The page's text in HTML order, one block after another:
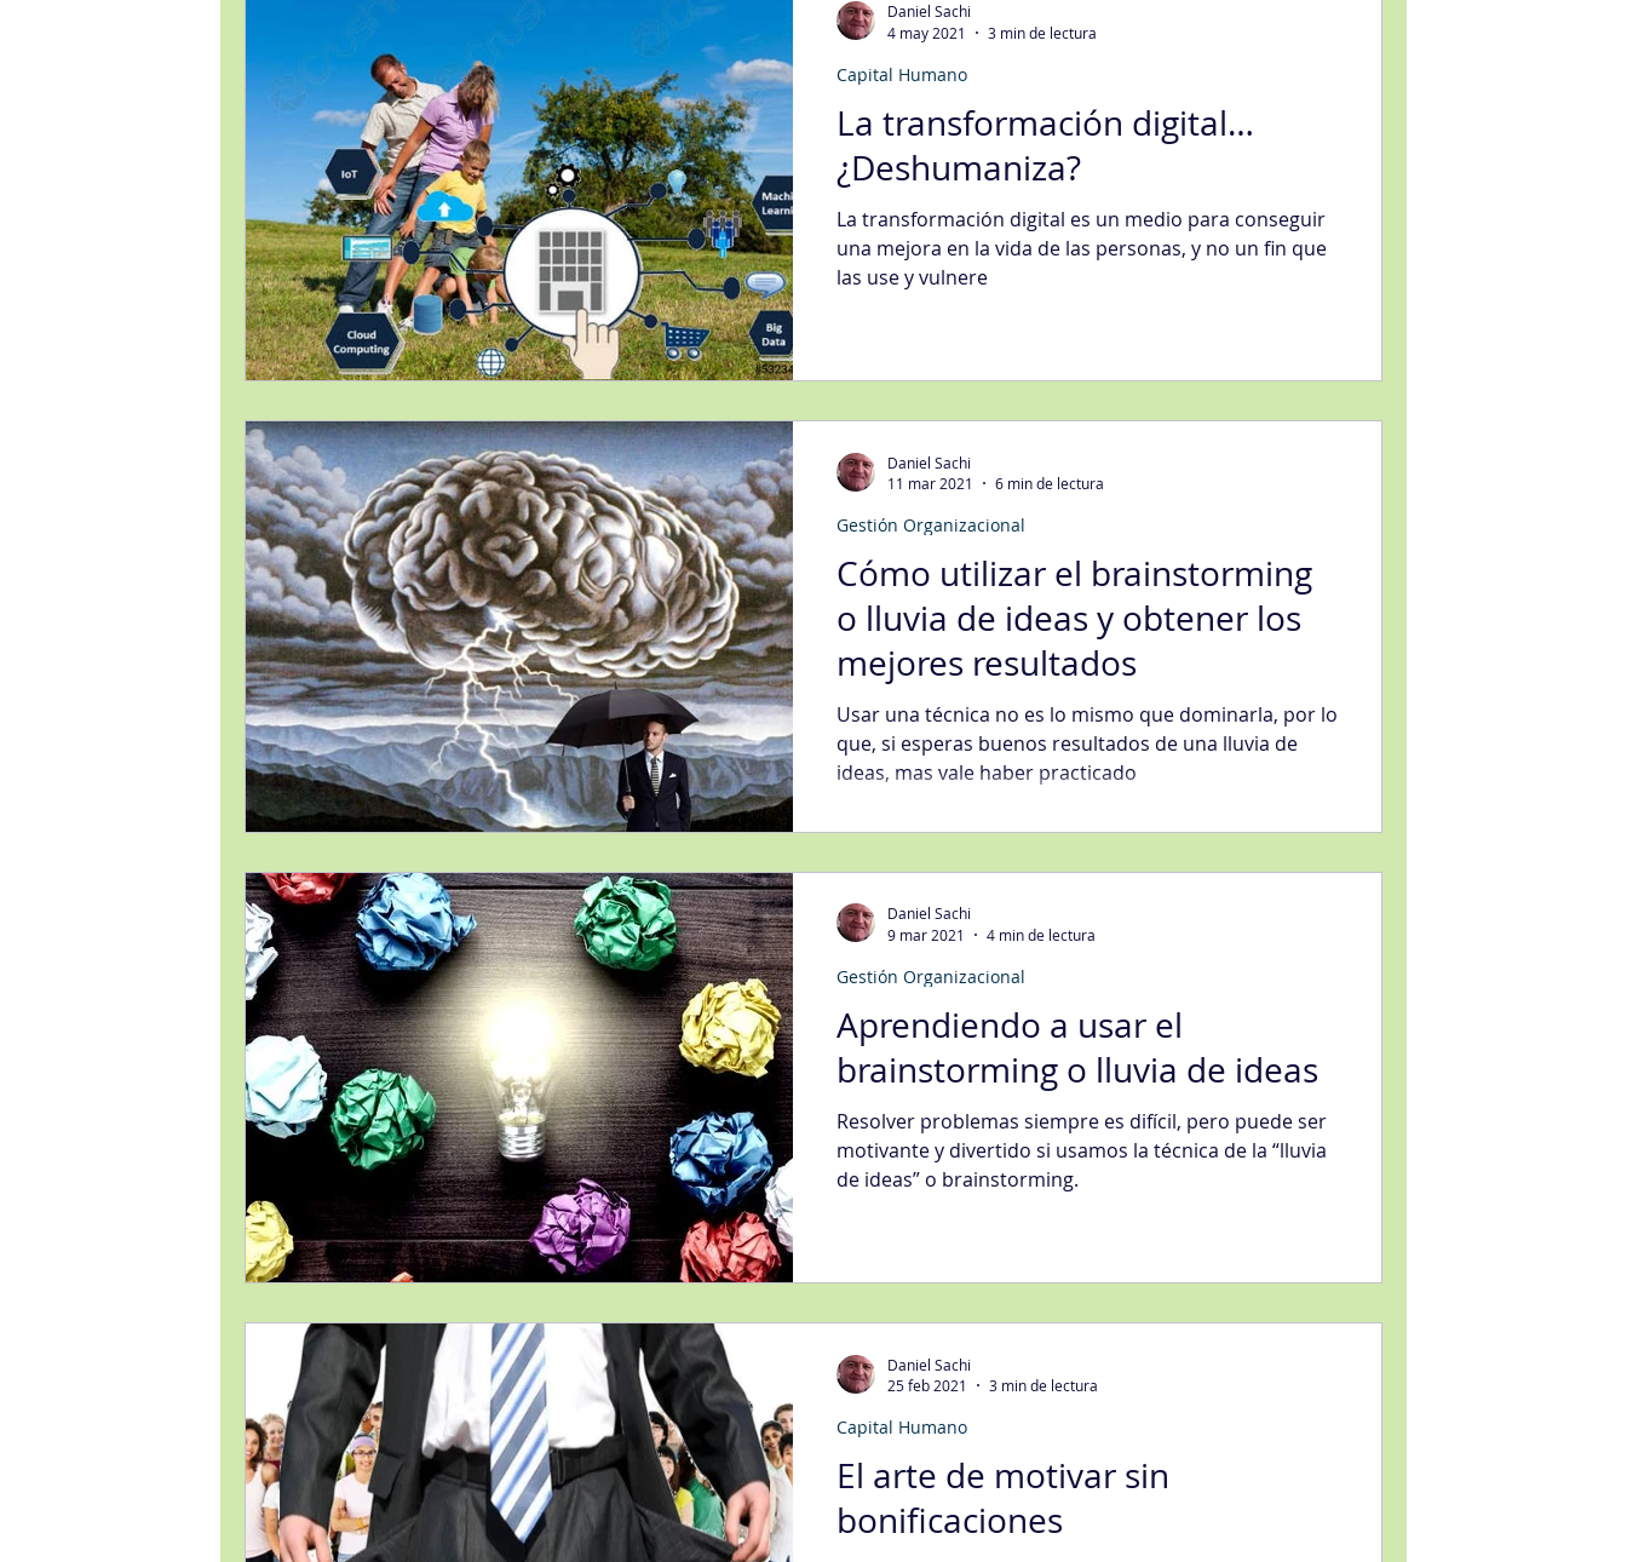
La transformación digital…
¿Deshumaniza?
La transformación digital es un medio para conseguir
una mejora en la vida de las personas, y no un fin que
las use y vulnere
Capital Humano
Daniel Sachi
4 may 2021
3 min de lectura
Cómo utilizar el brainstorming
o lluvia de ideas y obtener los
mejores resultados
Usar una técnica no es lo mismo que dominarla, por lo
que, si esperas buenos resultados de una lluvia de
ideas, mas vale haber practicado
Gestión Organizacional
Daniel Sachi
11 mar 2021
6 min de lectura
Aprendiendo a usar el
brainstorming o lluvia de ideas
Resolver problemas siempre es difícil, pero puede ser
motivante y divertido si usamos la técnica de la “lluvia
de ideas” o brainstorming.
Gestión Organizacional
Daniel Sachi
9 mar 2021
4 min de lectura
El arte de motivar sin
bonificaciones
Capital Humano
Daniel Sachi
25 feb 2021
3 min de lectura